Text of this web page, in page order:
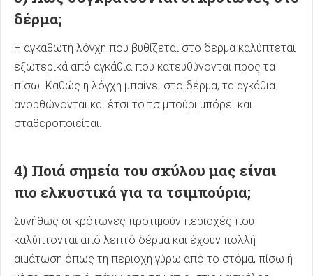
δέρμα;
Η αγκαθωτή λόγχη που βυθίζεται στο δέρμα καλύπτεται
εξωτερικά από αγκάθια που κατευθύνονται προς τα
πίσω. Καθώς η λόγχη μπαίνει στο δέρμα, τα αγκάθια
ανορθώνονται και έτσι το τσιμπούρι μπόρει και
σταθεροποιείται.
4) Ποιά σημεία του σκύλου μας είναι
πιο ελκυστικά για τα τσιμπούρια;
Συνήθως οι κρότωνες προτιμούν περιοχές που
καλύπτονται από λεπτό δέρμα και έχουν πολλή
αιμάτωση όπως τη περιοχή γύρω από το στόμα, πίσω ή